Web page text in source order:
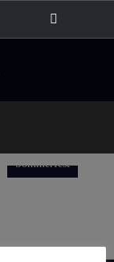
Sommerfest